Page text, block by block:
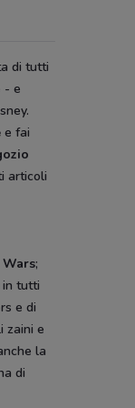
di tutti
- e
e fai
articoli
Wars;
in tutti
e di
zaini e
la
di